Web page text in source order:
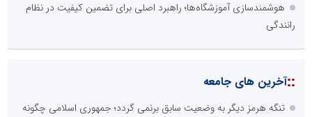
هوشمندسازی آموزشگاه‌ها؛ راهبرد اصلی برای تضمین کیفیت در نظام
رانندگی
::آخرین های جامعه
تنگه هرمز دیگر به وضعیت سابق برنمی گردد؛ جمهوری اسلامی چگونه